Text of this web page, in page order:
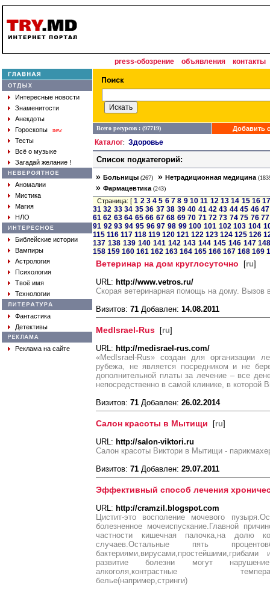
press-обозрение объявления контакты
Интересные новости
Знаменитости
Анекдоты
Гороскопы
new
Тесты
Всё о музыке
Загадай желание !
Аномалии
Мистика
Магия
НЛО
Библейские истории
Вампиры
Астрология
Психология
Твоё имя
Технологии
Фантастика
Детективы
Реклама на сайте
Всего ресурсов : (97719) Добавить
Каталог: Здоровье
Список подкатегорий:
» Больницы (267) » Нетрадиционная медицина
» Фармацевтика (243)
Страница: [1 2 3 4 5 6 7 8 9 10 11 12 13 14 15 16
31 32 33 34 35 36 37 38 39 40 41 42 43 44 45 46 47
61 62 63 64 65 66 67 68 69 70 71 72 73 74 75 76 77
91 92 93 94 95 96 97 98 99 100 101 102 103 104
115 116 117 118 119 120 121 122 123 124 125 126
137 138 139 140 141 142 143 144 145 146 147
158 159 160 161 162 163 164 165 166 167 168 169
Ветеринар на дом круглосуточно [ru]
URL: http://www.vetros.ru/
Скорая ветеринарная помощь на дому. Вызов
Визитов: 71 Добавлен: 14.08.2011
MedIsrael-Rus [ru]
URL: http://medisrael-rus.com/
«MedIsrael-Rus» создан для организации
рубежа, не является посредником и не
дополнительной платы за лечение – все
непосредственно в самой клинике, в которой
Визитов: 71 Добавлен: 26.02.2014
Салон красоты в Мытищи [ru]
URL: http://salon-viktori.ru
Салон красоты Виктори в Мытищи -
Визитов: 71 Добавлен: 29.07.2011
Эффективный способ лечения
URL: http://cramzil.blogspot.com
Цистит-это восполение мочевого
болезненное мочеиспускание.Главной
частности кишечная палочка,на долю
случаев.Остальные пять
развитие болезни могут нарушение
алкоголя,контрастные
белье(например,стринги)